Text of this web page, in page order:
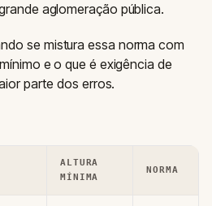
aglomeração pública.
se mistura essa norma com
e o que é exigência de
parte dos erros.
ALTURA
MÍNIMA
NORMA